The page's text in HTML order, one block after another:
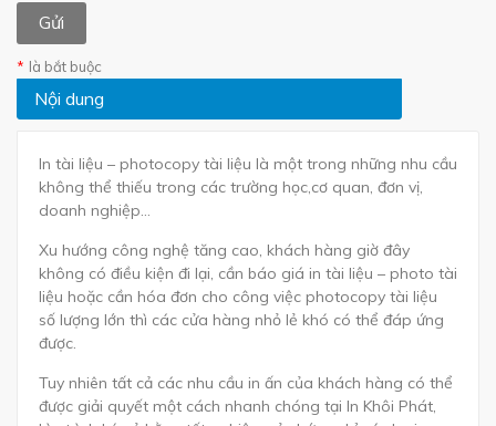
là bắt buộc
Nội dung
In tài liệu – photocopy tài liệu là một trong những nhu cầu
không thể thiếu trong các trường học,cơ quan, đơn vị,
doanh nghiệp…
Xu hướng công nghệ tăng cao, khách hàng giờ đây
không có điều kiện đi lại, cần báo giá in tài liệu – photo tài
liệu hoặc cần hóa đơn cho công việc photocopy tài liệu
số lượng lớn thì các cửa hàng nhỏ lẻ khó có thể đáp ứng
được.
Tuy nhiên tất cả các nhu cầu in ấn của khách hàng có thể
được giải quyết một cách nhanh chóng tại In Khôi Phát,